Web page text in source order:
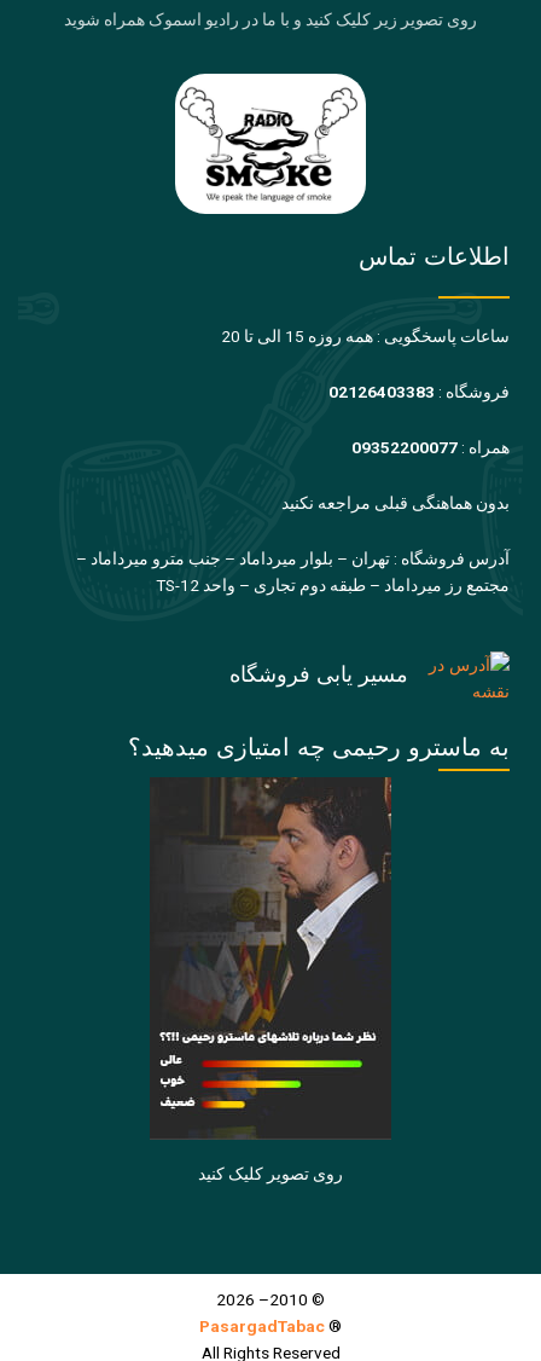
روی تصویر زیر کلیک کنید و با ما در رادیو اسموک همراه شوید
اطلاعات تماس
ساعات پاسخگویی : همه روزه 15 الی تا 20
فروشگاه : 02126403383
همراه : 09352200077
بدون هماهنگی قبلی مراجعه نکنید
آدرس فروشگاه : تهران – بلوار میرداماد – جنب مترو میرداماد –
مجتمع رز میرداماد – طبقه دوم تجاری – واحد TS-12
مسیر یابی فروشگاه
به ماسترو رحیمی چه امتیازی میدهید؟
روی تصویر کلیک کنید
© 2010– 2026
®
PasargadTabac
All Rights Reserved